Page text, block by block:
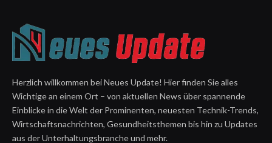
Herzlich willkommen bei Neues Update! Hier finden Sie alles
Wichtige an einem Ort – von aktuellen News über spannende
Einblicke in die Welt der Prominenten, neuesten Technik-Trends,
Wirtschaftsnachrichten, Gesundheitsthemen bis hin zu Updates
aus der Unterhaltungsbranche und mehr.